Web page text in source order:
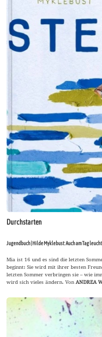
Durchstarten
Jugendbuch | Hilde Myklebust: Auch am Tag
Mia ist 16 und es sind die letzten
beginnt: Sie wird mit ihrer besten
letzten Sommer verbringen sie – wie
wird sich vieles ändern. VonANDREA